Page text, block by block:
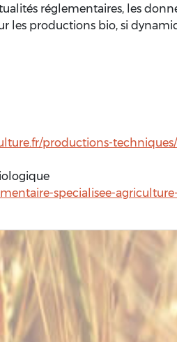
réglementaires, les
les productions bio, si
productions-
specialisee-